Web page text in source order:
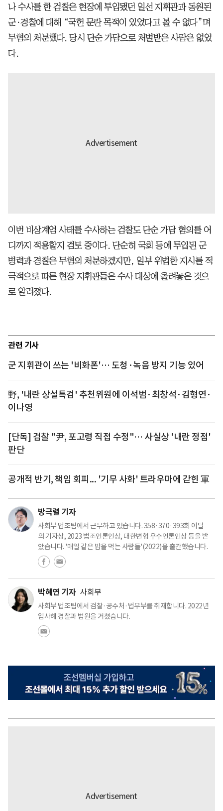
나 수사를 한 검찰은 현장에 투입됐던 일선 지휘관과 동원된
군·경찰에 대해 “국헌 문란 목적이 있었다고 볼 수 없다”며
무혐의 처분했다. 당시 단순 가담으로 처벌받은 사람은 없었
다.
이번 비상계엄 사태를 수사하는 검찰도 단순 가담 혐의를 어
디까지 적용할지 검토 중이다. 단순히 국회 등에 투입된 군
병력과 경찰은 무혐의 처분하겠지만, 일부 위법한 지시를 적
극적으로 따른 현장 지휘관들은 수사 대상에 올려놓은 것으
로 알려졌다.
관련 기사
군 지휘관이 쓰는 '비화폰'… 도청·녹음 방지 기능 있어
野, '내란 상설특검' 추천위원에 이석범·최창석·김형연·
이나영
[단독] 검찰 "尹, 포고령 직접 수정"… 사실상 '내란 정점'
판단
공개적 반기, 책임 회피... '기무 사화' 트라우마에 갇힌 軍
방극렬 기자
사회부 법조팀에서 근무하고 있습니다. 358·370·393회 이달
의 기자상, 2023 법조언론인상, 대한변협 우수언론인상 등을 받
았습니다. '매일 같은 밥을 먹는 사람들'(2022)을 출간했습니다.
박혜연 기자 사회부
사회부 법조팀에서 검찰·공수처·법무부를 취재합니다. 2022년
입사해 경찰과 법원을 거쳤습니다.